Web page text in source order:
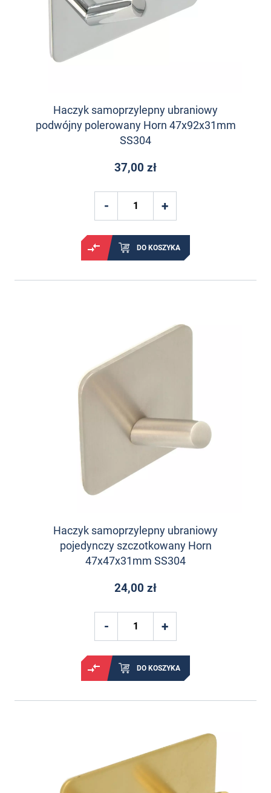
Haczyk samoprzylepny ubraniowy
podwójny polerowany Horn 47x92x31mm
SS304
37,00 zł
DO KOSZYKA
Haczyk samoprzylepny ubraniowy
pojedynczy szczotkowany Horn
47x47x31mm SS304
24,00 zł
DO KOSZYKA